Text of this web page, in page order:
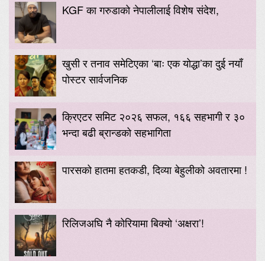
KGF का गरुडाको नेपालीलाई विशेष संदेश,
खुसी र तनाव समेटिएका ‘बाः एक योद्धा’का दुई नयाँ
पोस्टर सार्वजनिक
क्रिएटर समिट २०२६ सफल, १६६ सहभागी र ३०
भन्दा बढी ब्रान्डको सहभागिता
पारसको हातमा हतकडी, दिव्या बेहुलीको अवतारमा !
रिलिजअघि नै कोरियामा बिक्यो ‘अक्षरा’!